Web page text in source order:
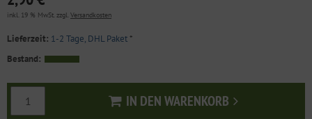
inkl. 19 % MwSt. zzgl. Versandkosten
Lieferzeit: 1-2 Tage, DHL Paket*
Bestand:
IN DEN WARENKORB
In den Warenkorb